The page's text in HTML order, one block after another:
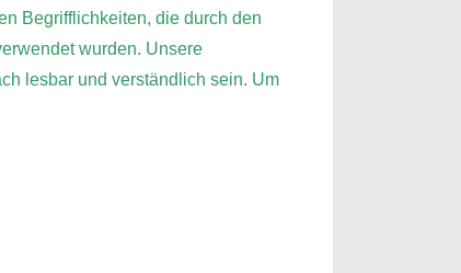
Begrifflichkeiten, die durch den
wurden. Unsere
lesbar und verständlich sein. Um